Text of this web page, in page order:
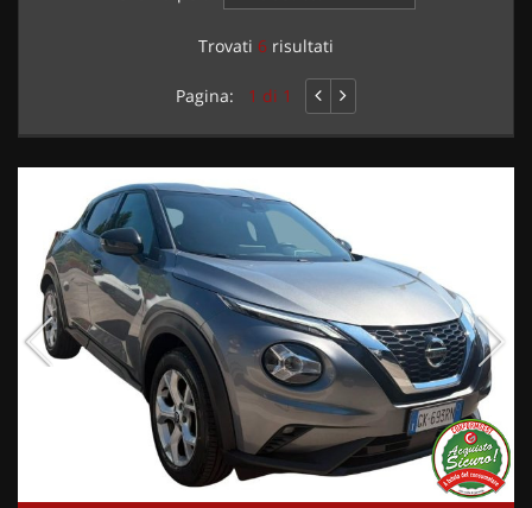
Trovati 6 risultati
Pagina: 1 di 1